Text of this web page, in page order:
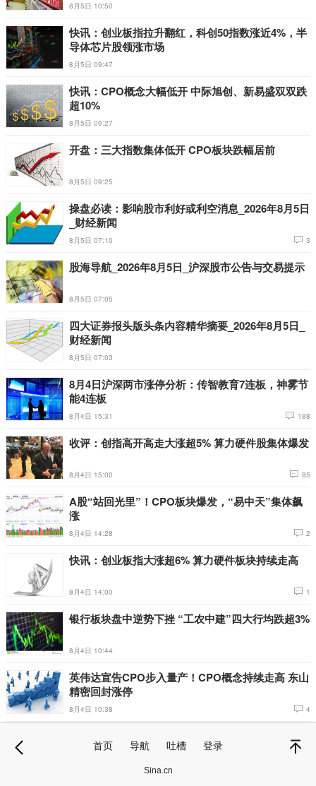
8月5日 10:50
快讯：创业板指拉升翻红，科创50指数涨近4%，半
导体芯片股领涨市场
8月5日 09:47
快讯：CPO概念大幅低开 中际旭创、新易盛双双跌
超10%
8月5日 09:27
开盘：三大指数集体低开 CPO板块跌幅居前
8月5日 09:25
操盘必读：影响股市利好或利空消息_2026年8月5日
_财经新闻
8月5日 07:10 3
股海导航_2026年8月5日_沪深股市公告与交易提示
8月5日 07:05
四大证券报头版头条内容精华摘要_2026年8月5日_
财经新闻
8月5日 07:03
8月4日沪深两市涨停分析：传智教育7连板，神雾节
能4连板
8月4日 15:31 188
收评：创指高开高走大涨超5% 算力硬件股集体爆发
8月4日 15:00 85
A股“站回光里”！CPO板块爆发，“易中天”集体飙
涨
8月4日 14:28 2
快讯：创业板指大涨超6% 算力硬件板块持续走高
8月4日 14:00 1
银行板块盘中逆势下挫 “工农中建”四大行均跌超3%
8月4日 10:44
英伟达宣告CPO步入量产！CPO概念持续走高 东山
精密回封涨停
8月4日 10:38 4
首页 导航 吐槽 登录
Sina.cn